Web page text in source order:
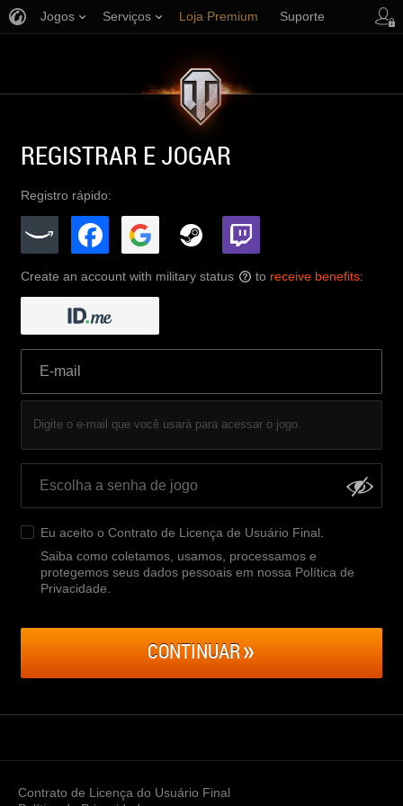
Jogos Serviços Loja Premium Suporte
REGISTRAR E JOGAR
Registro rápido:
Create an account with military status ? to receive benefits:
Digite o e-mail que você usará para acessar o jogo.
Eu aceito o Contrato de Licença de Usuário Final
Saiba como coletamos, usamos, processamos e
protegemos seus dados pessoais em nossa Política de
Privacidade
CONTINUAR
Contrato de Licença do Usuário Final